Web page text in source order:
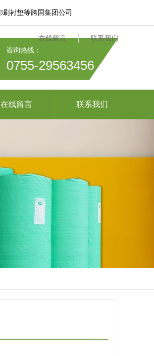
衬垫等跨国集团公司
在线留言 联系我们
咨询热线：
0755-29563456
在线留言 联系我们